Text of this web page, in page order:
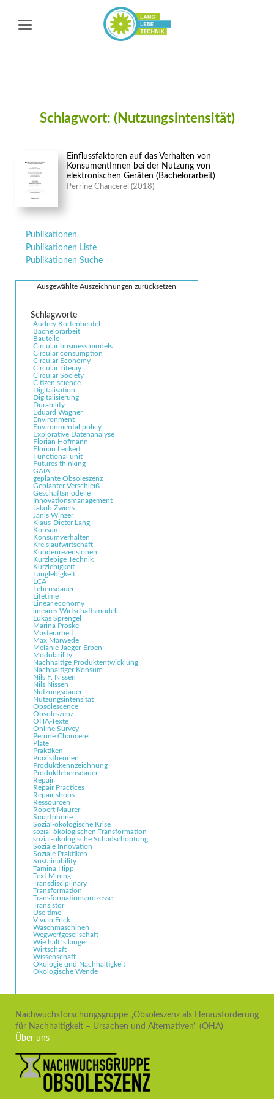
Schlagwort: (Nutzungsintensität)
Einflussfaktoren auf das Verhalten von
KonsumentInnen bei der Nutzung von
elektronischen Geräten (Bachelorarbeit)
Perrine Chancerel (2018)
Navigation
überspringen
Publikationen
Publikationen Liste
Publikationen Suche
Ausgewählte Auszeichnungen zurücksetzen
Audrey Kortenbeutel
Bachelorarbeit
Bauteile
Circular business models
Circular consumption
Circular Economy
Circular Literay
Circular Society
Citizen science
Digitalisation
Digitalisierung
Durability
Eduard Wagner
Environment
Environmental policy
Explorative Datenanalyse
Florian Hofmann
Florian Leckert
Functional unit
Futures thinking
GAIA
geplante Obsoleszenz
Geplanter Verschleiß
Geschäftsmodelle
Innovationsmanagement
Jakob Zwiers
Janis Winzer
Klaus-Dieter Lang
Konsum
Konsumverhalten
Kreislaufwirtschaft
Kundenrezensionen
Kurzlebige Technik
Kurzlebigkeit
Langlebigkeit
LCA
Lebensdauer
Lifetime
Linear economy
lineares Wirtschaftsmodell
Lukas Sprengel
Marina Proske
Masterarbeit
Max Marwede
Melanie Jaeger-Erben
Modularility
Nachhaltige Produktentwicklung
Nachhaltiger Konsum
Nils F. Nissen
Nils Nissen
Nutzungsdauer
Nutzungsintensität
Obsolescence
Obsoleszenz
OHA-Texte
Online Survey
Perrine Chancerel
Plate
Praktiken
Praxistheorien
Produktkennzeichnung
Produktlebensdauer
Repair
Repair Practices
Repair shops
Ressourcen
Robert Maurer
Smartphone
Sozial-ökologische Krise
sozial-ökologischen Transformation
sozial-ökologische Schadschöpfung
Soziale Innovation
Soziale Praktiken
Sustainability
Tamina Hipp
Text Mining
Transdisciplinary
Transformation
Transformationsprozesse
Transistor
Use time
Vivian Frick
Waschmaschinen
Wegwerfgesellschaft
Wie hält`s länger
Wirtschaft
Wissenschaft
Ökologie und Nachhaltigkeit
Ökologische Wende
Nachwuchsforschungsgruppe „Obsoleszenz als Herausforderung
für Nachhaltigkeit – Ursachen und Alternativen“ (OHA)
Über uns